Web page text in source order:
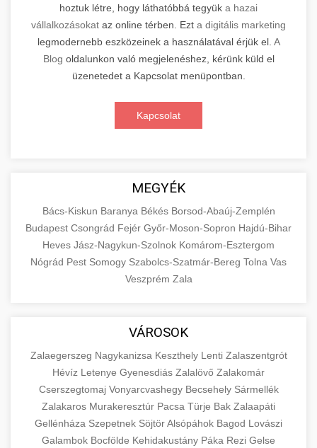
hoztuk létre, hogy láthatóbbá tegyük a hazai
vállalkozásokat az online térben. Ezt a digitális marketing
legmodernebb eszközeinek a használatával érjük el. A
Blog oldalunkon való megjelenéshez, kérünk küld el
üzenetedet a Kapcsolat menüpontban.
Kapcsolat
MEGYÉK
Bács-Kiskun Baranya Békés Borsod-Abaúj-Zemplén
Budapest Csongrád Fejér Győr-Moson-Sopron Hajdú-Bihar
Heves Jász-Nagykun-Szolnok Komárom-Esztergom
Nógrád Pest Somogy Szabolcs-Szatmár-Bereg Tolna Vas
Veszprém Zala
VÁROSOK
Zalaegerszeg Nagykanizsa Keszthely Lenti Zalaszentgrót
Hévíz Letenye Gyenesdiás Zalalövő Zalakomár
Cserszegtomaj Vonyarcvashegy Becsehely Sármellék
Zalakaros Murakeresztúr Pacsa Türje Bak Zalaapáti
Gellénháza Szepetnek SöjtörAlsópáhok Bagod Lovászi
Galambok Bocfölde Kehidakustány Páka Rezi Gelse